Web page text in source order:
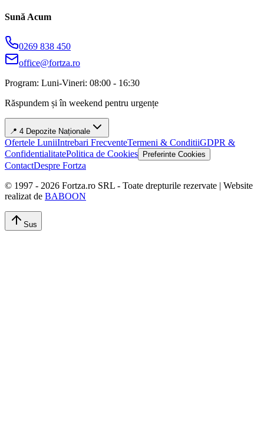
Sună Acum
0269 838 450
office@fortza.ro
Program: Luni-Vineri: 08:00 - 16:30
Răspundem și în weekend pentru urgențe
📍 4 Depozite Naționale
Ofertele LuniiIntrebari FrecventeTermeni & ConditiiGDPR &
ConfidentialitatePolitica de Cookies Preferinte Cookies
ContactDespre Fortza
© 1997 - 2026 Fortza.ro SRL - Toate drepturile rezervate | Website
realizat de BABOON
Sus